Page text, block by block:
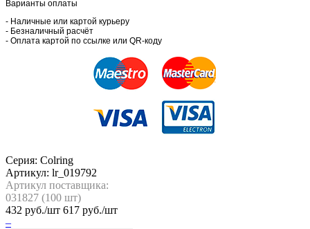
Варианты оплаты
- Наличные или картой курьеру
- Безналичный расчёт
- Оплата картой по ссылке или QR-коду
Серия: Colring
Артикул: lr_019792
Артикул поставщика:
031827 (100 шт)
432 руб./шт 617 руб./шт
–